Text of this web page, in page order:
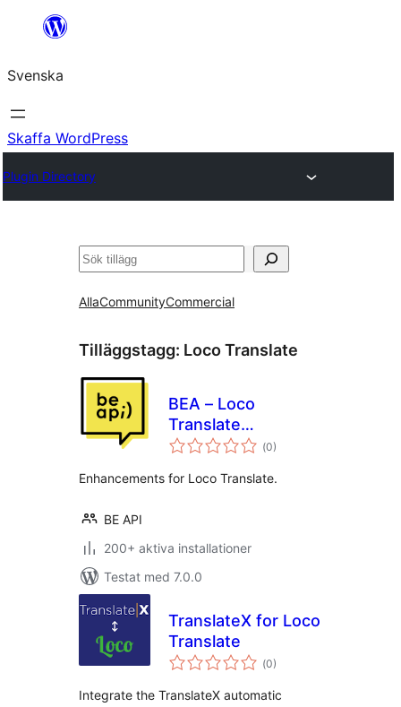
Hoppa
innehåll
Svenska
Skaffa WordPress
Plugin Directory
Sök
AllaCommunityCommercial
Tilläggstagg: Loco Translate
BEA – Loco
Translate
Enhancements
(Totalt
antal
0)
Enhancements for Loco Translate.
BE API
200+ aktiva installationer
Testat med 7.0.0
TranslateX for Loco
Translate
(Totalt
antal
0)
Integrate the TranslateX automatic